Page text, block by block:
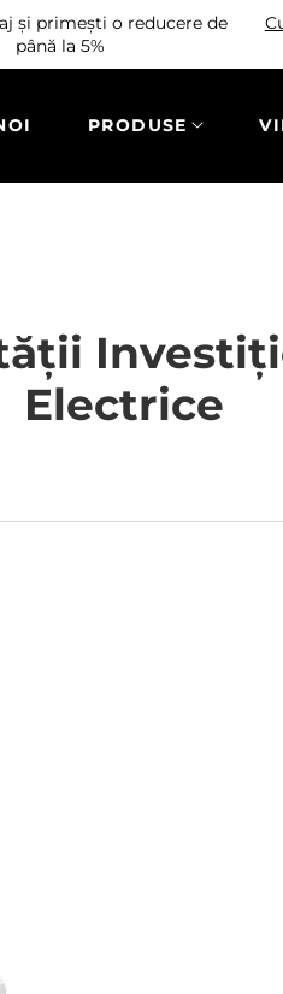
și primești o reducere de
până la 5%
PRODUSE
Electrice